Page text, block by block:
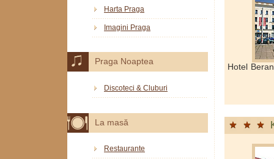
Hotel
Harta Praga
Imagini Praga
Praga Noaptea
Discoteci & Cluburi
La masă
Restaurante